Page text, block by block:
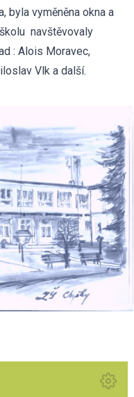
byla vyměněna okna a
navštěvovaly
: Alois Moravec,
Vlk a další.